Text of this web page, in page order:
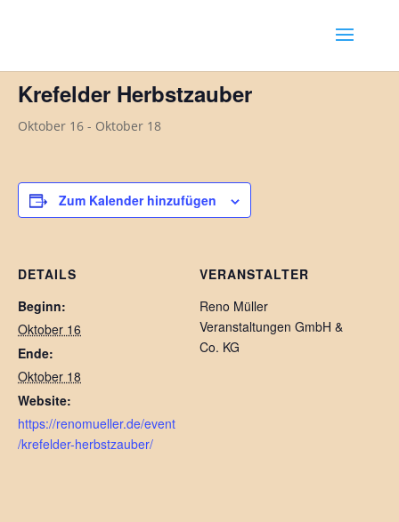
Krefelder Herbstzauber
Oktober 16 - Oktober 18
Zum Kalender hinzufügen
DETAILS
Beginn:
Oktober 16
Ende:
Oktober 18
Website:
https://renomueller.de/event
/krefelder-herbstzauber/
VERANSTALTER
Reno Müller
Veranstaltungen GmbH &
Co. KG